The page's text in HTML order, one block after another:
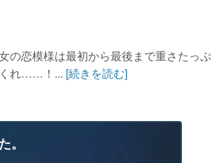
の恋模様は最初から最後まで重さたっぷ
くれ……！... [続きを読む]
。